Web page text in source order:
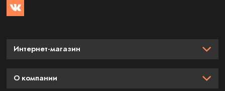
Интернет-магазин
О компании